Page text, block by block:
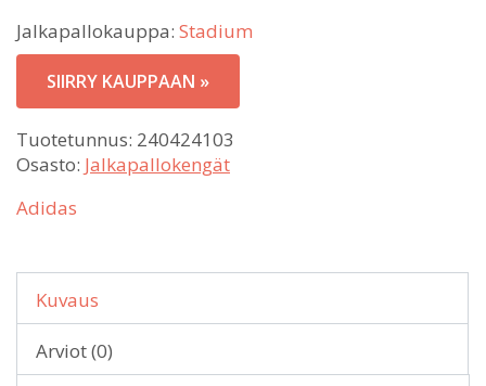
Jalkapallokauppa: Stadium
SIIRRY KAUPPAAN »
Tuotetunnus: 240424103
Osasto: Jalkapallokengät
Adidas
Kuvaus
Arviot (0)